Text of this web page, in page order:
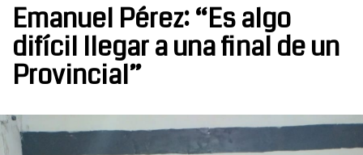
Emanuel Pérez: “Es algo
difícil llegar a una final de un
Provincial”